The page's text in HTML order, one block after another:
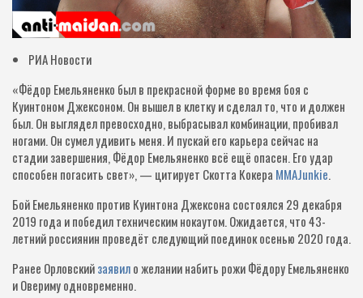
РИА Новости
«Фёдор Емельяненко был в прекрасной форме во время боя с
Куинтоном Джексоном. Он вышел в клетку и сделал то, что и должен
был. Он выглядел превосходно, выбрасывал комбинации, пробивал
ногами. Он сумел удивить меня. И пускай его карьера сейчас на
стадии завершения, Фёдор Емельяненко всё ещё опасен. Его удар
способен погасить свет», — цитирует Скотта Кокера MMAJunkie.
Бой Емельяненко против Куинтона Джексона состоялся 29 декабря
2019 года и победил техническим нокаутом. Ожидается, что 43-
летний россиянин проведёт следующий поединок осенью 2020 года.
Ранее Орловскийзаявило желании набить рожи Фёдору Емельяненко
и Овериму одновременно.